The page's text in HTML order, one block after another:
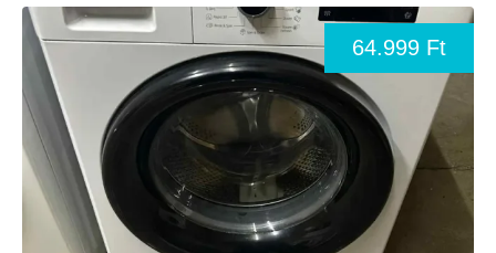
64.999 Ft